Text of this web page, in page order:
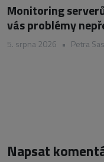
Monitoring
vás problémy
5. srpna 2026 • Petra
Napsat